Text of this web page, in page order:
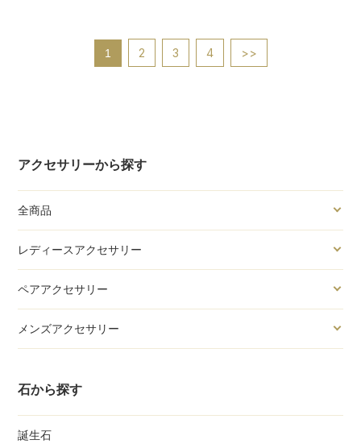
アクセサリーから探す
全商品
レディースアクセサリー
ペアアクセサリー
メンズアクセサリー
石から探す
誕生石
1 2 3 4 >>